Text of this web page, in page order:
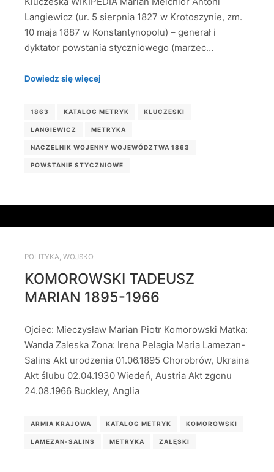
Langiewicz (ur. 5 sierpnia 1827 w Krotoszynie, zm.
10 maja 1887 w Konstantynopolu) – generał i
dyktator powstania styczniowego (marzec…
Dowiedz się więcej
1863 KATALOG METRYK KLUCZESKI
LANGIEWICZ METRYKA
NACZELNIK WOJENNY WOJEWÓDZTWA 1863
POWSTANIE STYCZNIOWE
POLITYKA WOJSKO
KOMOROWSKI TADEUSZ
MARIAN 1895-1966
Ojciec: Mieczysław Marian Piotr Komorowski Matka:
Wanda Zaleska Żona: Irena Pelagia Maria Lamezan-
Salins Akt urodzenia 01.06.1895 Chorobrów, Ukraina
Akt ślubu 02.04.1930 Wiedeń, Austria Akt zgonu
24.08.1966 Buckley, Anglia
ARMIA KRAJOWA KATALOG METRYK KOMOROWSKI
LAMEZAN-SALINS METRYKA ZAŁĘSKI